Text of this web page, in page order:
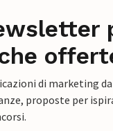
di marketing
proposte per